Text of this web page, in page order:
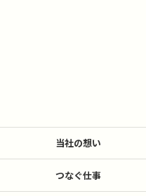
当社の想い
つなぐ仕事